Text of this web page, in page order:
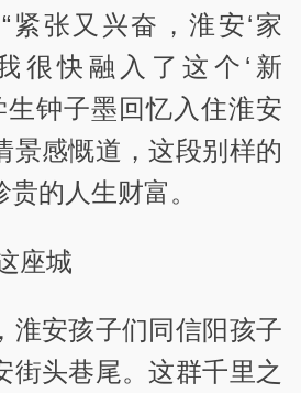
紧张又兴奋，淮安‘家
很快融入了这个‘新
生钟子墨回忆入住淮安
景感慨道，这段别样的
的人生财富。
座城
淮安孩子们同信阳孩子
街头巷尾。这群千里之